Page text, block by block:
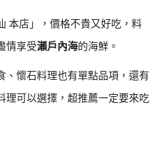
本店」，價格不貴又好吃，料
情享受瀨戶內海的海鮮。
、懷石料理也有單點品項，還有
理可以選擇，超推薦一定要來吃